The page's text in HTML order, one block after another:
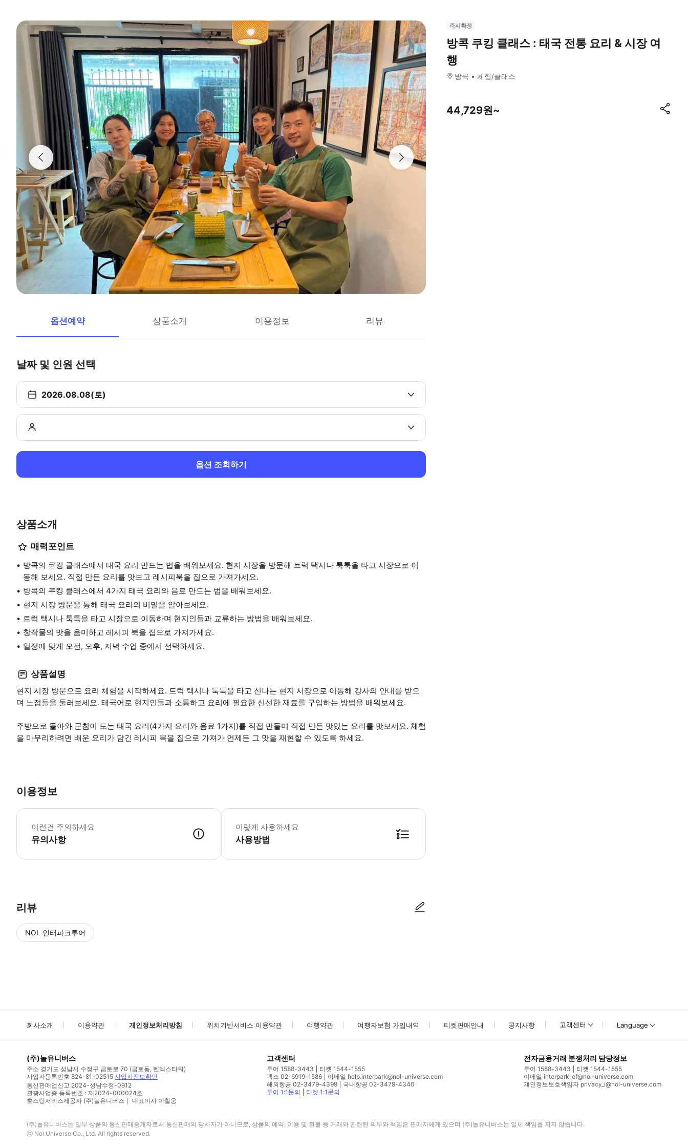
옵션예약 상품소개 이용정보 리뷰
날짜 및 인원 선택
2026.08.08(토)
옵션 조회하기
상품소개
매력포인트
방콕의 쿠킹 클래스에서 태국 요리 만드는 법을 배워보세요. 현지 시장을 방문해 트럭 택시나 툭툭을 타고 시장으로 이
동해 보세요. 직접 만든 요리를 맛보고 레시피북을 집으로 가져가세요.
방콕의 쿠킹 클래스에서 4가지 태국 요리와 음료 만드는 법을 배워보세요.
현지 시장 방문을 통해 태국 요리의 비밀을 알아보세요.
트럭 택시나 툭툭을 타고 시장으로 이동하며 현지인들과 교류하는 방법을 배워보세요.
창작물의 맛을 음미하고 레시피 북을 집으로 가져가세요.
일정에 맞게 오전, 오후, 저녁 수업 중에서 선택하세요.
상품설명
현지 시장 방문으로 요리 체험을 시작하세요. 트럭 택시나 툭툭을 타고 신나는 현지 시장으로 이동해 강사의 안내를 받으
며 노점들을 둘러보세요. 태국어로 현지인들과 소통하고 요리에 필요한 신선한 재료를 구입하는 방법을 배워보세요.
주방으로 돌아와 군침이 도는 태국 요리(4가지 요리와 음료 1가지)를 직접 만들며 직접 만든 맛있는 요리를 맛보세요. 체험
을 마무리하려면 배운 요리가 담긴 레시피 북을 집으로 가져가 언제든 그 맛을 재현할 수 있도록 하세요.
이용정보
이런건 주의하세요
유의사항
교통 체증으로 인한 지연을 피하기 위해 미팅 포인트에 10~15분 일찍 도착해 주세요. 채식주의자, 비건, 할랄 및 코셔 옵션이 제공됩니다. 식단 제한에 대해
이렇게 사용하세요
사용방법
리뷰
NOL 인터파크투어
즉시확정
방콕 쿠킹 클래스 : 태국 전통 요리 & 시장 여
행
방콕 체험/클래스
44,729원~
회사소개 이용약관 개인정보처리방침 위치기반서비스 이용약관 여행약관 여행자보험 가입내역 티켓판매안내 공지사항 고객센터 Language
(주)놀유니버스
주소 경기도 성남시 수정구 금토로 70 (금토동, 텐엑스타워)
사업자등록번호 824-81-02515 사업자정보확인
통신판매업신고 2024-성남수정-0912
관광사업증 등록번호 : 제2024-000024호
호스팅서비스제공자 (주)놀유니버스｜ 대표이사 이철웅
고객센터
투어 1588-3443
티켓 1544-1555
팩스 02-6919-1586
이메일 help.interpark@nol-universe.com
해외항공 02-3479-4399
국내항공 02-3479-4340
투어 1:1문의
티켓 1:1문의
전자금융거래 분쟁처리 담당정보
투어 1588-3443
티켓 1544-1555
이메일 interpark_ef@nol-universe.com
개인정보보호책임자 privacy_i@nol-universe.com
(주)놀유니버스는 일부 상품의 통신판매중개자로서 통신판매의 당사자가 아니므로, 상품의 예약, 이용 및 환불 등 거래와 관련된 의무와 책임은 판매자에게 있으며 (주)놀유니버스는 일체 책임을 지지 않습니다.
ⓒ Nol Universe Co., Ltd. All rights reserved.